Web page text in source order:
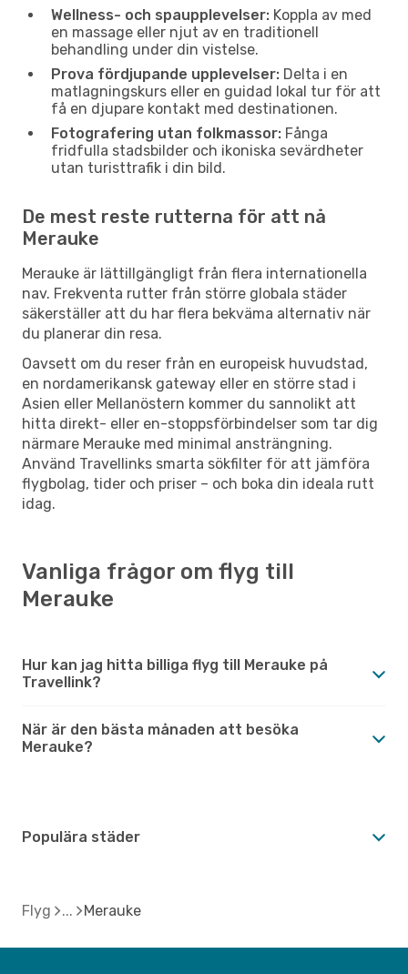
Wellness- och spaupplevelser: Koppla av med
en massage eller njut av en traditionell
behandling under din vistelse.
Prova fördjupande upplevelser: Delta i en
matlagningskurs eller en guidad lokal tur för att
få en djupare kontakt med destinationen.
Fotografering utan folkmassor: Fånga
fridfulla stadsbilder och ikoniska sevärdheter
utan turisttrafik i din bild.
De mest reste rutterna för att nå
Merauke
Merauke är lättillgängligt från flera internationella
nav. Frekventa rutter från större globala städer
säkerställer att du har flera bekväma alternativ när
du planerar din resa.
Oavsett om du reser från en europeisk huvudstad,
en nordamerikansk gateway eller en större stad i
Asien eller Mellanöstern kommer du sannolikt att
hitta direkt- eller en-stoppsförbindelser som tar dig
närmare Merauke med minimal ansträngning.
Använd Travellinks smarta sökfilter för att jämföra
flygbolag, tider och priser – och boka din ideala rutt
idag.
Vanliga frågor om flyg till
Merauke
Hur kan jag hitta billiga flyg till Merauke på
Travellink?
När är den bästa månaden att besöka
Merauke?
Populära städer
Flyg Merauke